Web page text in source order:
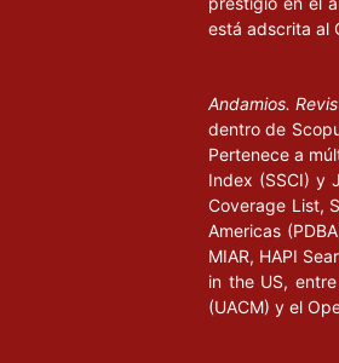
está adscrita al
Andamios.
dentro de
Pertenece a
Index (SSCI) y
Coverage List,
Americas
MIAR, HAPI
in the US,
(UACM) y el